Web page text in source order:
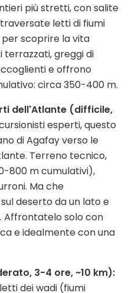
più stretti, con salite
letti di fiumi
scoprire la vita
terrazzati, greggi di
e offrono
circa 350-400 m.
dell'Atlante (difficile,
esperti, questo
di Agafay verso le
Terreno tecnico,
800 m cumulativi),
Ma che
deserto da un lato e
Affrontatelo solo con
e idealmente con una
3-4 ore, ~10 km):
dei wadi (fiumi